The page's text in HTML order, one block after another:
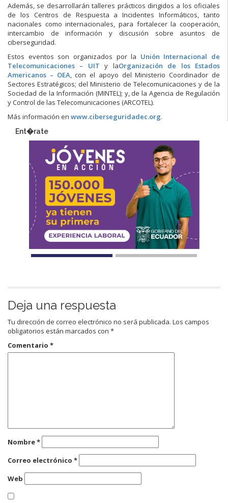
Además, se desarrollarán talleres prácticos dirigidos a los oficiales
de los Centros de Respuesta a Incidentes Informáticos, tanto
nacionales como internacionales, para fortalecer la cooperación,
intercambio de información y discusión sobre asuntos de
ciberseguridad.
Estos eventos son organizados por la Unión Internacional de
Telecomunicaciones – UIT y laOrganización de los Estados
Americanos – OEA, con el apoyo del Ministerio Coordinador de
Sectores Estratégicos; del Ministerio de Telecomunicaciones y de la
Sociedad de la Información (MINTEL); y, de la Agencia de Regulación
y Control de las Telecomunicaciones (ARCOTEL).
Más información en www.ciberseguridadec.org.
Ent�rate
Deja una respuesta
Tu dirección de correo electrónico no será publicada. Los campos
obligatorios están marcados con *
Comentario *
Nombre*
Correo electrónico *
Web